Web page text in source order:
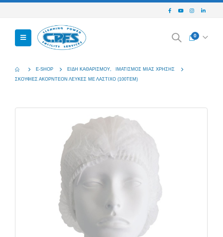
0
E-SHOP ΕΊΔΗ ΚΑΘΑΡΙΣΜΟΎ
ΙΜΑΤΙΣΜΌΣ ΜΙΆΣ ΧΡΉΣΗΣ
ΣΚΟΎΦΙΕΣ ΑΚΟΡΝΤΕΌΝ ΛΕΥΚΈΣ ΜΕ ΛΆΣΤΙΧΟ (100ΤΕΜ)